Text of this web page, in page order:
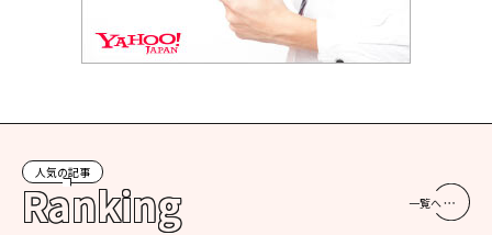
人気の記事
Ranking 一覧へ